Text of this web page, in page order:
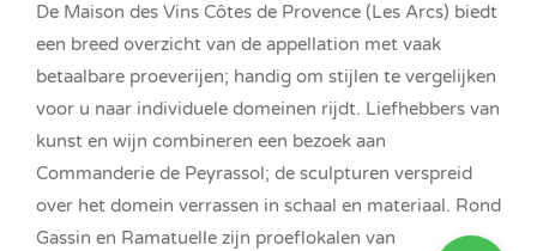
De Maison des Vins Côtes de Provence (Les Arcs) biedt
een breed overzicht van de appellation met vaak
betaalbare proeverijen; handig om stijlen te vergelijken
voor u naar individuele domeinen rijdt. Liefhebbers van
kunst en wijn combineren een bezoek aan
Commanderie de Peyrassol; de sculpturen verspreid
over het domein verrassen in schaal en materiaal. Rond
Gassin en Ramatuelle zijn proeflokalen van